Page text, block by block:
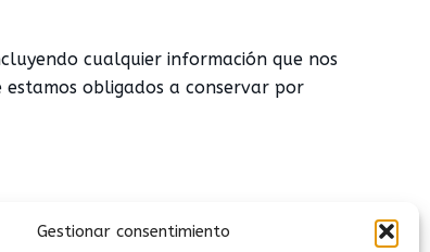
Gestionar consentimiento
cualquier información que nos
obligados a conservar por